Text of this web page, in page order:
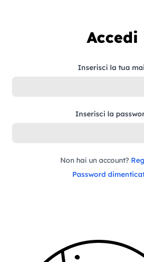
Accedi
Inserisci la tua
Inserisci la
Non hai un account?
Password